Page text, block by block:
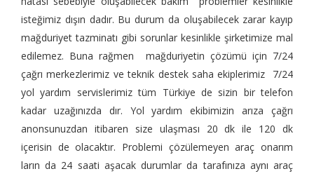
isteğimiz dışın dadır. Bu durum da oluşabilecek zarar kayıp
mağduriyet tazminatı gibi sorunlar kesinlikle şirketimize mal
edilemez. Buna rağmen mağduriyetin çözümü için 7/24
çağrı merkezlerimiz ve teknik destek saha ekiplerimiz 7/24
yol yardım servislerimiz tüm Türkiye de sizin bir telefon
kadar uzağınızda dır. Yol yardım ekibimizin arıza çağrı
anonsunuzdan itibaren size ulaşması 20 dk ile 120 dk
içerisin de olacaktır. Problemi çözülemeyen araç onarım
ların da 24 saati aşacak durumlar da tarafınıza aynı araç